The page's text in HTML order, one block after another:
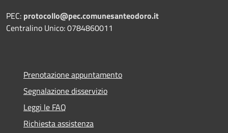
PEC: protocollo@pec.comunesanteodoro.it
Centralino Unico: 0784860011
Prenotazione appuntamento
Segnalazione disservizio
Leggi le FAQ
Richiesta assistenza